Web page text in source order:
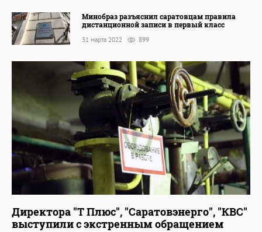
Минобраз разъяснил саратовцам правила
дистанционной записи в первый класс
31 марта 2022 899
Директора "Т Плюс", "Саратовэнерго", "КВС"
выступили с экстренным обращением